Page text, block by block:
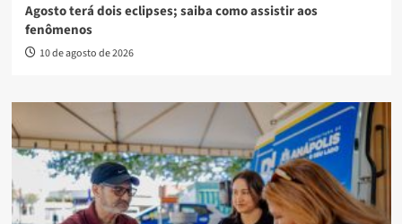
Agosto terá dois eclipses; saiba como assistir aos
fenômenos
10 de agosto de 2026